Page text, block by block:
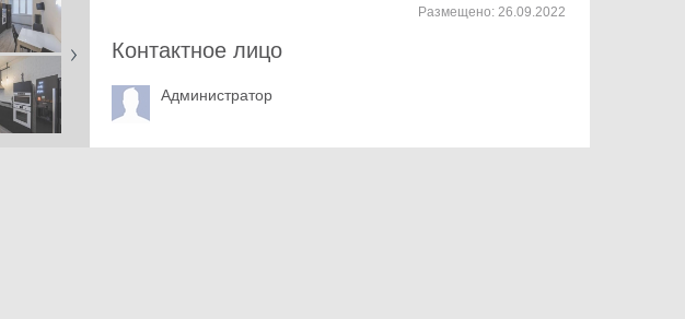
Контактное лицо
Администратор
Размещено:26.09.2022